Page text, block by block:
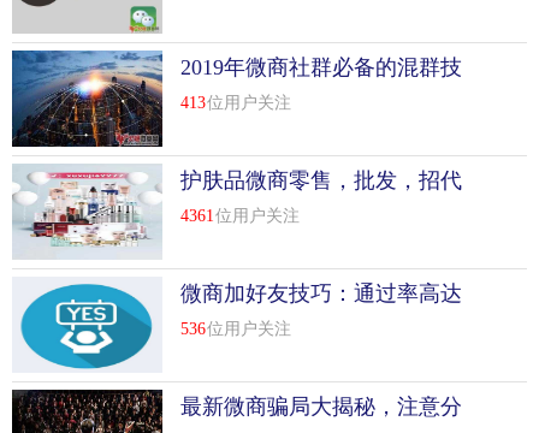
2019年微商社群必备的混群技
巧
413位用户关注
护肤品微商零售，批发，招代
理
4361 位用户关注
微商加好友技巧：通过率高达
99%的四句话术
536位用户关注
最新微商骗局大揭秘，注意分